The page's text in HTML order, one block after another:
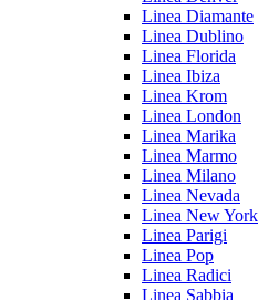
Linea Diamante
Linea Dublino
Linea Florida
Linea Ibiza
Linea Krom
Linea London
Linea Marika
Linea Marmo
Linea Milano
Linea Nevada
Linea New York
Linea Parigi
Linea Pop
Linea Radici
Linea Sabbia